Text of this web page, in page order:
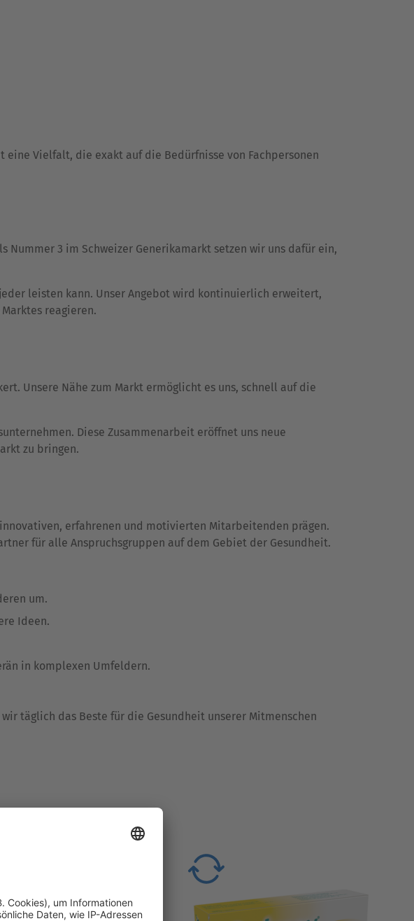
Vielfalt, die exakt auf die Bedürfnisse von Fachpersonen
3 im Schweizer Generikamarkt setzen wir uns dafür ein,
leisten kann. Unser Angebot wird kontinuierlich erweitert,
reagieren.
Unsere Nähe zum Markt ermöglicht es uns, schnell auf die
Diese Zusammenarbeit eröffnet uns neue
zu bringen.
erfahrenen und motivierten Mitarbeitenden prägen.
für alle Anspruchsgruppen auf dem Gebiet der Gesundheit.
um.
Ideen.
in komplexen Umfeldern.
täglich das Beste für die Gesundheit unserer Mitmenschen
NasoboL® INHALO